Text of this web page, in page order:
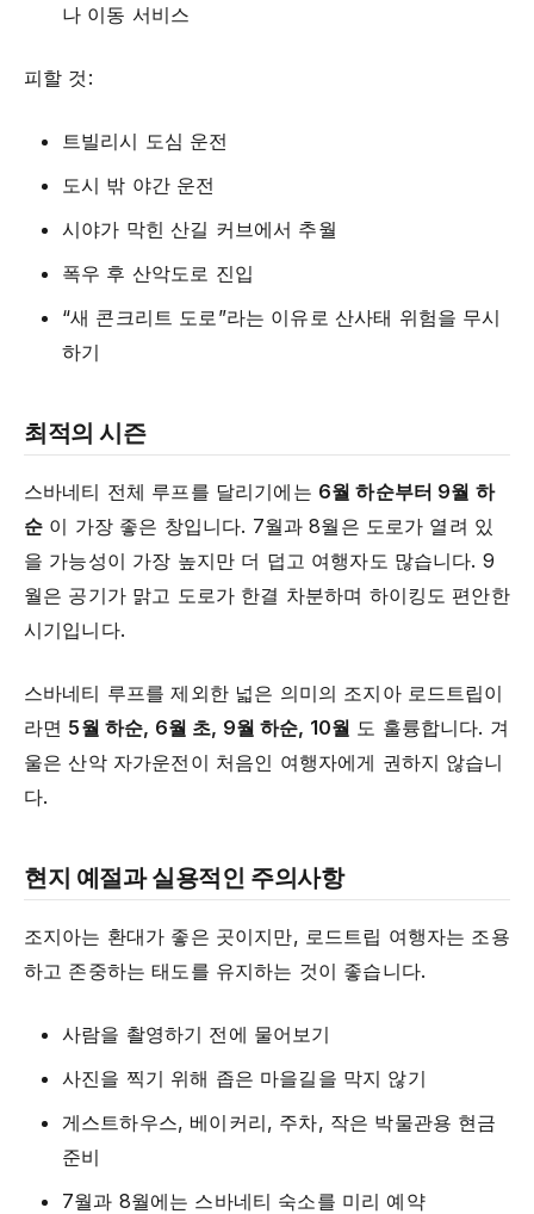
나 이동 서비스
피할 것:
트빌리시 도심 운전
도시 밖 야간 운전
시야가 막힌 산길 커브에서 추월
폭우 후 산악도로 진입
“새 콘크리트 도로”라는 이유로 산사태 위험을 무시
하기
최적의 시즌
스바네티 전체 루프를 달리기에는 6월 하순부터 9월 하
순 이 가장 좋은 창입니다. 7월과 8월은 도로가 열려 있
을 가능성이 가장 높지만 더 덥고 여행자도 많습니다. 9
월은 공기가 맑고 도로가 한결 차분하며 하이킹도 편안한
시기입니다.
스바네티 루프를 제외한 넓은 의미의 조지아 로드트립이
라면 5월 하순, 6월 초, 9월 하순, 10월 도 훌륭합니다. 겨
울은 산악 자가운전이 처음인 여행자에게 권하지 않습니
다.
현지 예절과 실용적인 주의사항
조지아는 환대가 좋은 곳이지만, 로드트립 여행자는 조용
하고 존중하는 태도를 유지하는 것이 좋습니다.
사람을 촬영하기 전에 물어보기
사진을 찍기 위해 좁은 마을길을 막지 않기
게스트하우스, 베이커리, 주차, 작은 박물관용 현금
준비
7월과 8월에는 스바네티 숙소를 미리 예약